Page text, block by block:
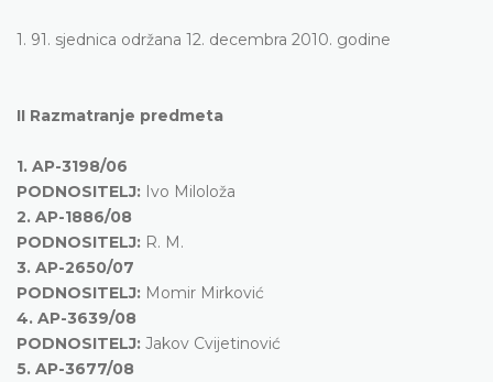
1. 91. sjednica održana 12. decembra 2010. godine
II Razmatranje predmeta
1. AP-3198/06
PODNOSITELJ: Ivo Miloloža
2. AP-1886/08
PODNOSITELJ: R. M.
3. AP-2650/07
PODNOSITELJ: Momir Mirković
4. AP-3639/08
PODNOSITELJ: Jakov Cvijetinović
5. AP-3677/08